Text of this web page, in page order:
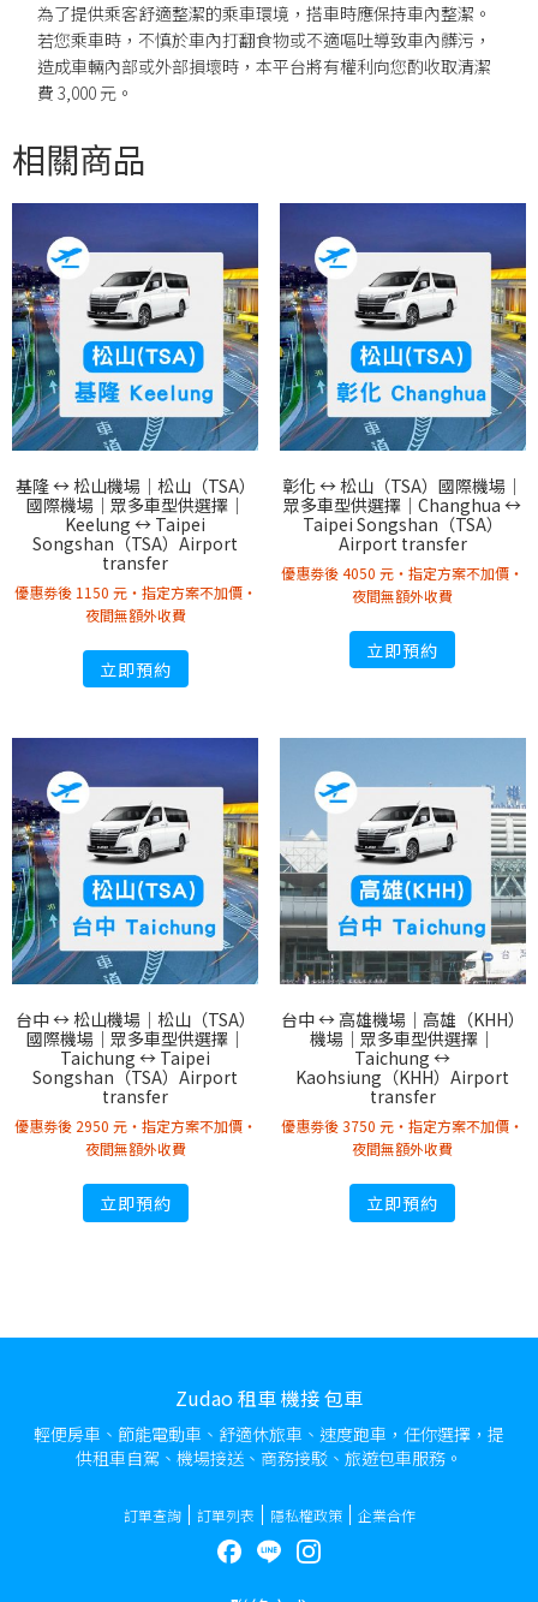
為了提供乘客舒適整潔的乘車環境，搭車時應保持車內整潔。
若您乘車時，不慎於車內打翻食物或不適嘔吐導致車內髒污，
造成車輛內部或外部損壞時，本平台將有權利向您酌收取清潔
費 3,000 元。
相關商品
基隆 ↔︎ 松山機場｜松山（TSA）
國際機場｜眾多車型供選擇｜
Keelung ↔︎ Taipei
Songshan（TSA）Airport
transfer
優惠劵後 1150 元・指定方案不加價・
夜間無額外收費
立即預約
彰化 ↔︎ 松山（TSA）國際機場｜
眾多車型供選擇｜Changhua ↔︎
Taipei Songshan（TSA）
Airport transfer
優惠劵後 4050 元・指定方案不加價・
夜間無額外收費
立即預約
台中 ↔︎ 松山機場｜松山（TSA）
國際機場｜眾多車型供選擇｜
Taichung ↔︎ Taipei
Songshan（TSA）Airport
transfer
優惠劵後 2950 元・指定方案不加價・
夜間無額外收費
立即預約
台中 ↔︎ 高雄機場｜高雄（KHH）
機場｜眾多車型供選擇｜
Taichung ↔︎
Kaohsiung（KHH）Airport
transfer
優惠劵後 3750 元・指定方案不加價・
夜間無額外收費
立即預約
Zudao 租車 機接 包車
輕便房車、節能電動車、舒適休旅車、速度跑車，任你選擇，提
供租車自駕、機場接送、商務接駁、旅遊包車服務。
訂單查詢 訂單列表 隱私權政策 企業合作